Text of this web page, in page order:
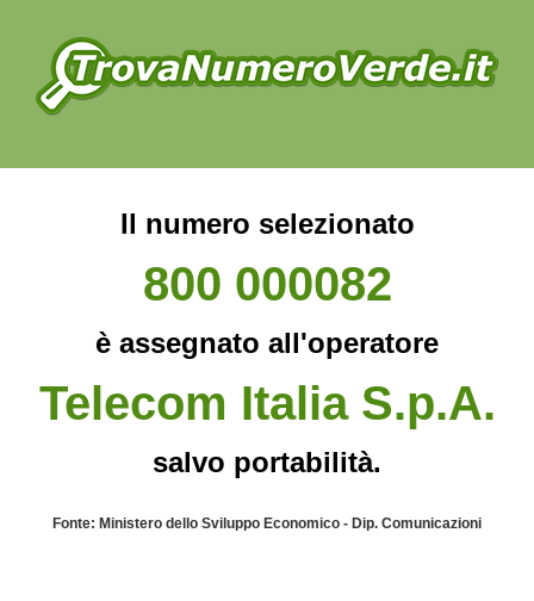
Il numero selezionato
800 000082
è assegnato all'operatore
Telecom Italia S.p.A.
salvo portabilità.
Fonte: Ministero dello Sviluppo Economico - Dip. Comunicazioni